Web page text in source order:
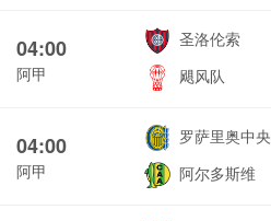
04:00
阿甲
圣洛伦索
飓风队
04:00
阿甲
罗萨里奥中央
阿尔多斯维